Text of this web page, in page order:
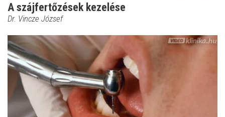
A szájfertőzések kezelése
Dr. Vincze József